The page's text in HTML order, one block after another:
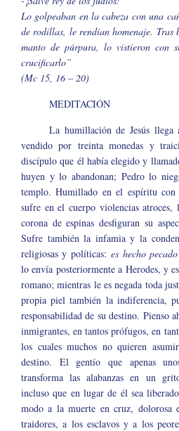
Lo golpeaban en la cabeza con una
de rodillas, le rendían homenaje.
manto de púrpura, lo vistieron con
crucificarlo”
(Mc 15, 16 – 20)
MEDITACIÓN
La humillación de Jesús
vendido por treinta monedas y
discípulo que él había elegido y
huyen y lo abandonan; Pedro lo
templo. Humillado en el espíritu con
sufre en el cuerpo violencias
corona de espinas desfiguran su
Sufre también la infamia y la
religiosas y políticas:es hecho
lo envía posteriormente a Herodes, y
romano; mientras le es negada toda
propia piel también la indiferencia,
responsabilidad de su destino. Pienso
inmigrantes, en tantos prófugos, en
los cuales muchos no quieren
destino. El gentío que apenas
transforma las alabanzas en un
incluso que en lugar de él sea
modo a la muerte en cruz, dolorosa
traidores, a los esclavos y a los